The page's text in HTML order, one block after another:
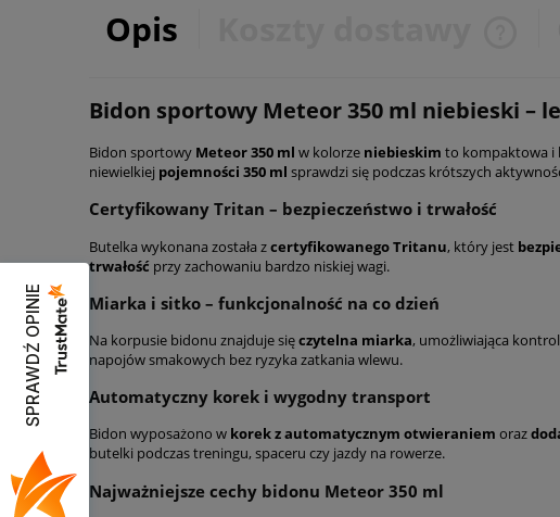
Opis
Bidon sportowy Meteor 350 ml niebieski –
Bidon sportowy Meteor 350 ml w kolorze niebieskim to kompaktowa i
niewielkiej pojemności 350 ml sprawdzi się podczas krótszych
Certyfikowany Tritan – bezpieczeństwo i trwałość
Butelka wykonana została zcertyfikowanego Tritanu, który jest
trwałość przy zachowaniu bardzo niskiej wagi.
Miarka i sitko – funkcjonalność na co dzień
Na korpusie bidonu znajduje sięczytelna miarka, umożliwiająca
napojów smakowych bez ryzyka zatkania wlewu.
Automatyczny korek i wygodny transport
Bidon wyposażono w korek z automatycznym otwieraniem oraz
butelki podczas treningu, spaceru czy jazdy na rowerze.
Najważniejsze cechy bidonu Meteor 350 ml
SPRAWDŹ OPINIE